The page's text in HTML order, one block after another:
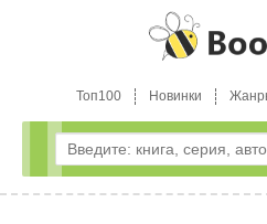
Топ100 Новинки